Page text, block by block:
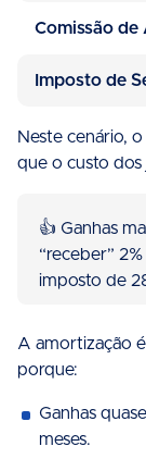
Comissão de
Imposto de
Neste cenário,
que o custo dos
👍 Ganhas
“receber”
imposto de
A amortização
porque:
Ganhas
meses.